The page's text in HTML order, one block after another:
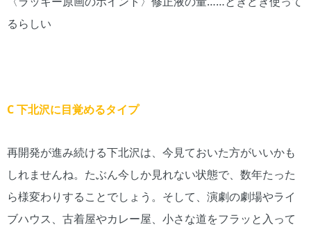
るらしい
C 下北沢に目覚めるタイプ
再開発が進み続ける下北沢は、今見ておいた方がいいかも
しれませんね。たぶん今しか見れない状態で、数年たった
ら様変わりすることでしょう。そして、演劇の劇場やライ
ブハウス、古着屋やカレー屋、小さな道をフラッと入って